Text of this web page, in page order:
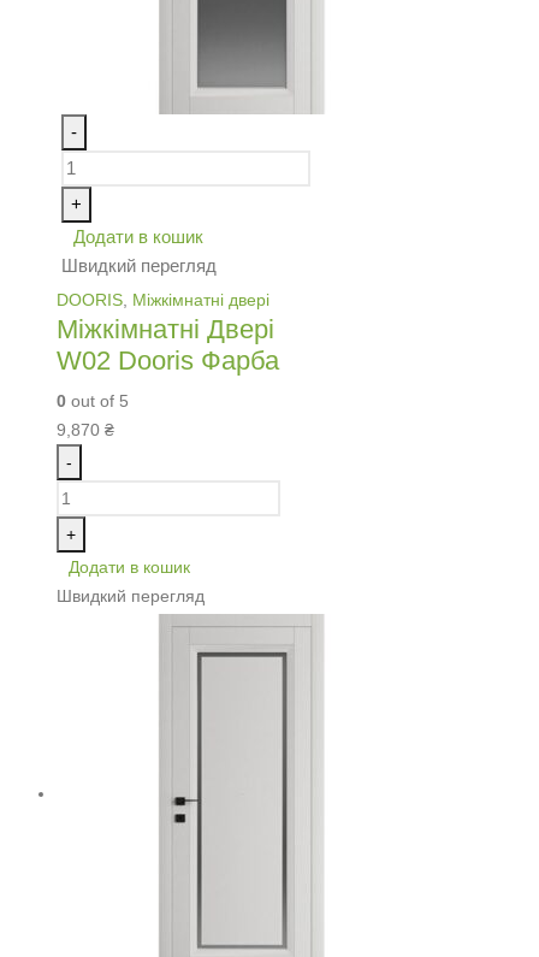
-
+
Додати в кошик
Швидкий перегляд
DOORIS Міжкімнатні двері
Міжкімнатні Двері
W02 Dooris Фарба
0 out of 5
9,870 ₴
-
+
Додати в кошик
Швидкий перегляд